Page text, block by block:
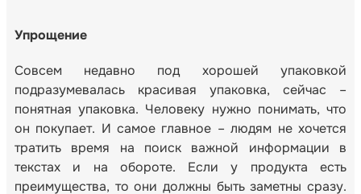
Упрощение
Совсем недавно под хорошей упаковкой
подразумевалась красивая упаковка, сейчас –
понятная упаковка. Человеку нужно понимать, что
он покупает. И самое главное – людям не хочется
тратить время на поиск важной информации в
текстах и на обороте. Если у продукта есть
преимущества, то они должны быть заметны сразу.